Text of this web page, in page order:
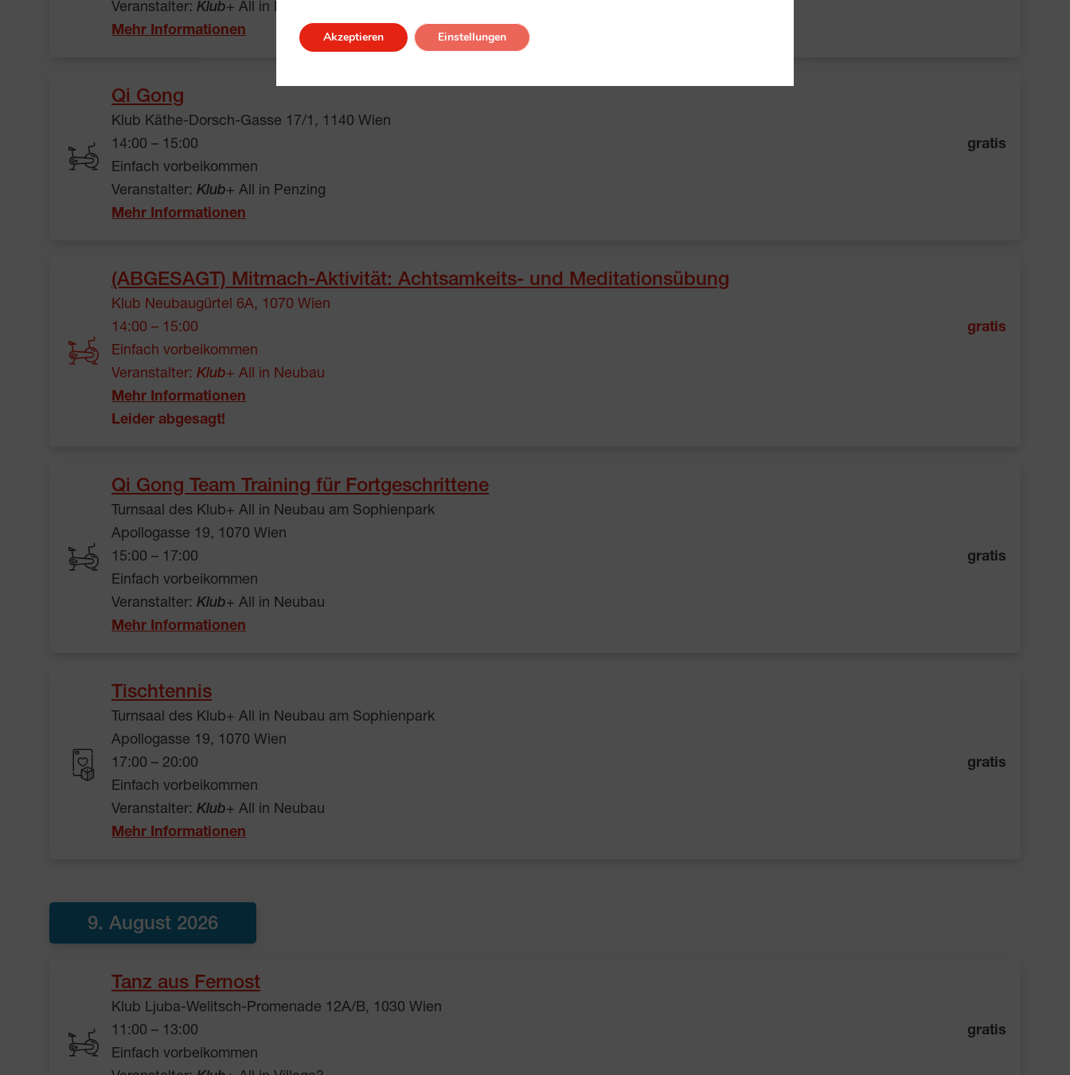
Veranstalter: Klub+ All in Neubau
Mehr Informationen
Qi Gong
Klub Käthe-Dorsch-Gasse 17/1, 1140 Wien
14:00 – 15:00
gratis
Einfach vorbeikommen
Veranstalter: Klub+ All in Penzing
Mehr Informationen
(ABGESAGT) Mitmach-Aktivität: Achtsamkeits- und Meditationsübung
Klub Neubaugürtel 6A, 1070 Wien
14:00 – 15:00
gratis
Einfach vorbeikommen
Veranstalter: Klub+ All in Neubau
Mehr Informationen
Leider abgesagt!
Qi Gong Team Training für Fortgeschrittene
Turnsaal des Klub+ All in Neubau am Sophienpark
Apollogasse 19, 1070 Wien
15:00 – 17:00
gratis
Einfach vorbeikommen
Veranstalter: Klub+ All in Neubau
Mehr Informationen
Tischtennis
Turnsaal des Klub+ All in Neubau am Sophienpark
Apollogasse 19, 1070 Wien
17:00 – 20:00
gratis
Einfach vorbeikommen
Veranstalter: Klub+ All in Neubau
Mehr Informationen
9. August 2026
Tanz aus Fernost
Klub Ljuba-Welitsch-Promenade 12A/B, 1030 Wien
11:00 – 13:00
gratis
Einfach vorbeikommen
Akzeptieren Einstellungen